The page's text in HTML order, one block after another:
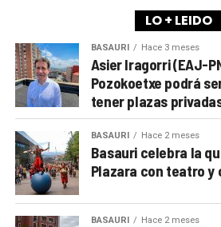
LO + LEIDO
BASAURI Hace 3 meses
Asier Iragorri (EAJ-
Pozokoetxe podrá
tener plazas
BASAURI Hace 2 meses
Basauri celebra la
Plazara con teatro y
BASAURI Hace 2 meses